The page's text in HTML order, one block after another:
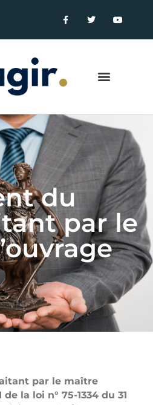
du
par le
par le maître
de la loi n° 75-1334 du 31